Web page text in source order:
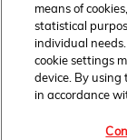
means of
statistical
individual
cookie settings
device. By using
in accordance